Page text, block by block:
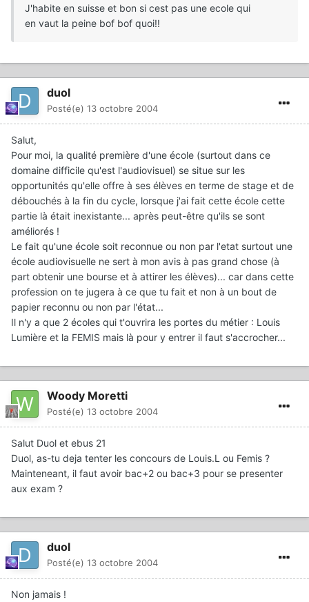
J'habite en suisse et bon si cest pas une ecole qui
en vaut la peine bof bof quoi!!
duol
Posté(e) 13 octobre 2004
Salut,
Pour moi, la qualité première d'une école (surtout dans ce
domaine difficile qu'est l'audiovisuel) se situe sur les
opportunités qu'elle offre à ses élèves en terme de stage et de
débouchés à la fin du cycle, lorsque j'ai fait cette école cette
partie là était inexistante... après peut-être qu'ils se sont
améliorés !
Le fait qu'une école soit reconnue ou non par l'etat surtout une
école audiovisuelle ne sert à mon avis à pas grand chose (à
part obtenir une bourse et à attirer les élèves)... car dans cette
profession on te jugera à ce que tu fait et non à un bout de
papier reconnu ou non par l'état...
Il n'y a que 2 écoles qui t'ouvrira les portes du métier : Louis
Lumière et la FEMIS mais là pour y entrer il faut s'accrocher...
Woody Moretti
Posté(e) 13 octobre 2004
Salut Duol et ebus 21
Duol, as-tu deja tenter les concours de Louis.L ou Femis ?
Mainteneant, il faut avoir bac+2 ou bac+3 pour se presenter
aux exam ?
duol
Posté(e) 13 octobre 2004
Non jamais !